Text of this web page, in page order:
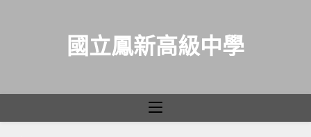
國立鳳新高級中學